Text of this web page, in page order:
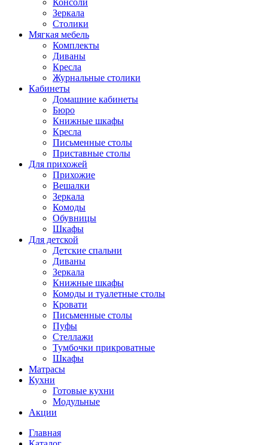
Консоли
Зеркала
Столики
Мягкая мебель
Комплекты
Диваны
Кресла
Журнальные столики
Кабинеты
Домашние кабинеты
Бюро
Книжные шкафы
Кресла
Письменные столы
Приставные столы
Для прихожей
Прихожие
Вешалки
Зеркала
Комоды
Обувницы
Шкафы
Для детской
Детские спальни
Диваны
Зеркала
Книжные шкафы
Комоды и туалетные столы
Кровати
Письменные столы
Пуфы
Стеллажи
Тумбочки прикроватные
Шкафы
Матрасы
Кухни
Готовые кухни
Модульные
Акции
Главная